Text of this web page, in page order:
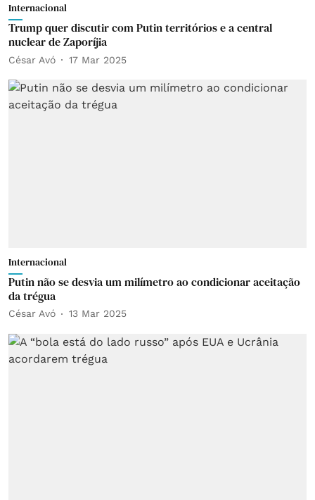
Internacional
Trump quer discutir com Putin territórios e a central
nuclear de Zaporíjia
César Avó 17 Mar 2025
Internacional
Putin não se desvia um milímetro ao condicionar aceitação
da trégua
César Avó 13 Mar 2025